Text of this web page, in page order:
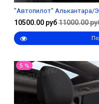
"Автопилот" Алькантара/
10500.00 руб11000.00
5 %